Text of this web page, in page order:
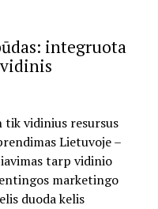
integruota
vidinius resursus
Lietuvoje –
tarp vidinio
marketingo
duoda kelis